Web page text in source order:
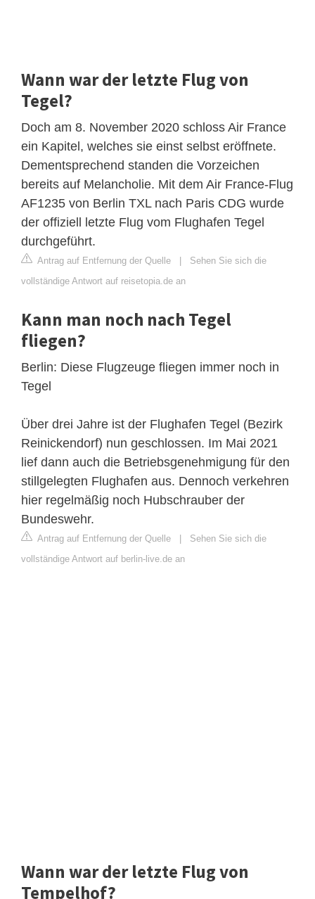
Wann war der letzte Flug von
Tegel?
Doch am 8. November 2020 schloss Air France
ein Kapitel, welches sie einst selbst eröffnete.
Dementsprechend standen die Vorzeichen
bereits auf Melancholie. Mit dem Air France-Flug
AF1235 von Berlin TXL nach Paris CDG wurde
der offiziell letzte Flug vom Flughafen Tegel
durchgeführt.
Antrag auf Entfernung der Quelle
Sehen Sie sich die
vollständige Antwort auf reisetopia.de an
Kann man noch nach Tegel
fliegen?
Berlin: Diese Flugzeuge fliegen immer noch in
Tegel
Über drei Jahre ist der Flughafen Tegel (Bezirk
Reinickendorf) nun geschlossen. Im Mai 2021
lief dann auch die Betriebsgenehmigung für den
stillgelegten Flughafen aus. Dennoch verkehren
hier regelmäßig noch Hubschrauber der
Bundeswehr.
Antrag auf Entfernung der Quelle
Sehen Sie sich die
vollständige Antwort auf berlin-live.de an
Wann war der letzte Flug von
Tempelhof?